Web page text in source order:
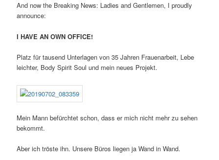
And now the Breaking News: Ladies and Gentlemen, I proudly
announce:
I HAVE AN OWN OFFICE!
Platz für tausend Unterlagen von 35 Jahren Frauenarbeit, Lebe
leichter, Body Spirit Soul und mein neues Projekt.
Mein Mann befürchtet schon, dass er mich nicht mehr zu sehen
bekommt.
Aber ich tröste ihn. Unsere Büros liegen ja Wand in Wand.